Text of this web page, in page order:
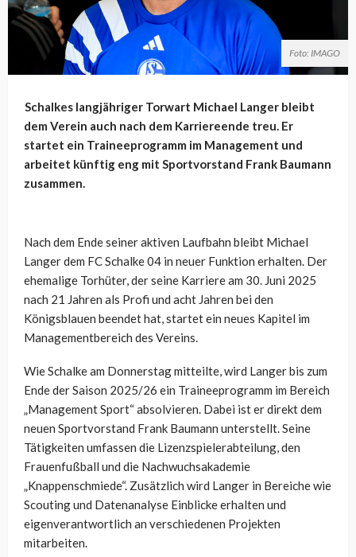
Foto: IMAGO
Schalkes langjähriger Torwart Michael Langer bleibt
dem Verein auch nach dem Karriereende treu. Er
startet ein Traineeprogramm im Management und
arbeitet künftig eng mit Sportvorstand Frank Baumann
zusammen.
Nach dem Ende seiner aktiven Laufbahn bleibt Michael
Langer dem FC Schalke 04 in neuer Funktion erhalten. Der
ehemalige Torhüter, der seine Karriere am 30. Juni 2025
nach 21 Jahren als Profi und acht Jahren bei den
Königsblauen beendet hat, startet ein neues Kapitel im
Managementbereich des Vereins.
Wie Schalke am Donnerstag mitteilte, wird Langer bis zum
Ende der Saison 2025/26 ein Traineeprogramm im Bereich
„Management Sport“ absolvieren. Dabei ist er direkt dem
neuen Sportvorstand Frank Baumann unterstellt. Seine
Tätigkeiten umfassen die Lizenzspielerabteilung, den
Frauenfußball und die Nachwuchsakademie
„Knappenschmiede“. Zusätzlich wird Langer in Bereiche wie
Scouting und Datenanalyse Einblicke erhalten und
eigenverantwortlich an verschiedenen Projekten
mitarbeiten.